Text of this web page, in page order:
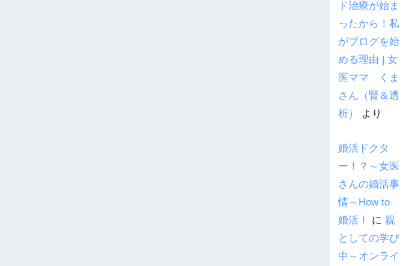
ド治療が始ま
ったから！私
がブログを始
める理由 | 女
医ママ くま
さん（腎＆透
析）
より
婚活ドクタ
ー！？～女医
さんの婚活事
情～How to
婚活！
に 親
としての学び
中～オンライ